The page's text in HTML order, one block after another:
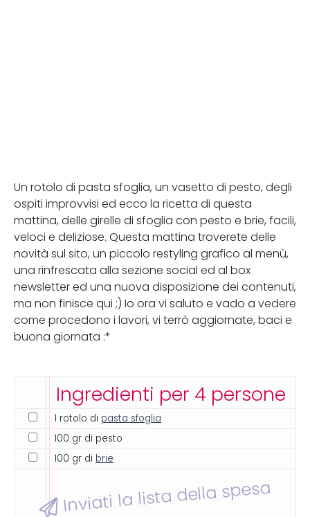
Un rotolo di pasta sfoglia, un vasetto di pesto, degli
ospiti improvvisi ed ecco la ricetta di questa
mattina, delle girelle di sfoglia con pesto e brie, facili,
veloci e deliziose. Questa mattina troverete delle
novità sul sito, un piccolo restyling grafico al menù,
una rinfrescata alla sezione social ed al box
newsletter ed una nuova disposizione dei contenuti,
ma non finisce qui ;) Io ora vi saluto e vado a vedere
come procedono i lavori, vi terrò aggiornate, baci e
buona giornata :*
Ingredienti per 4 persone
1 rotolo di pasta sfoglia
100 gr di pesto
100 gr di brie
Inviati la lista della spesa